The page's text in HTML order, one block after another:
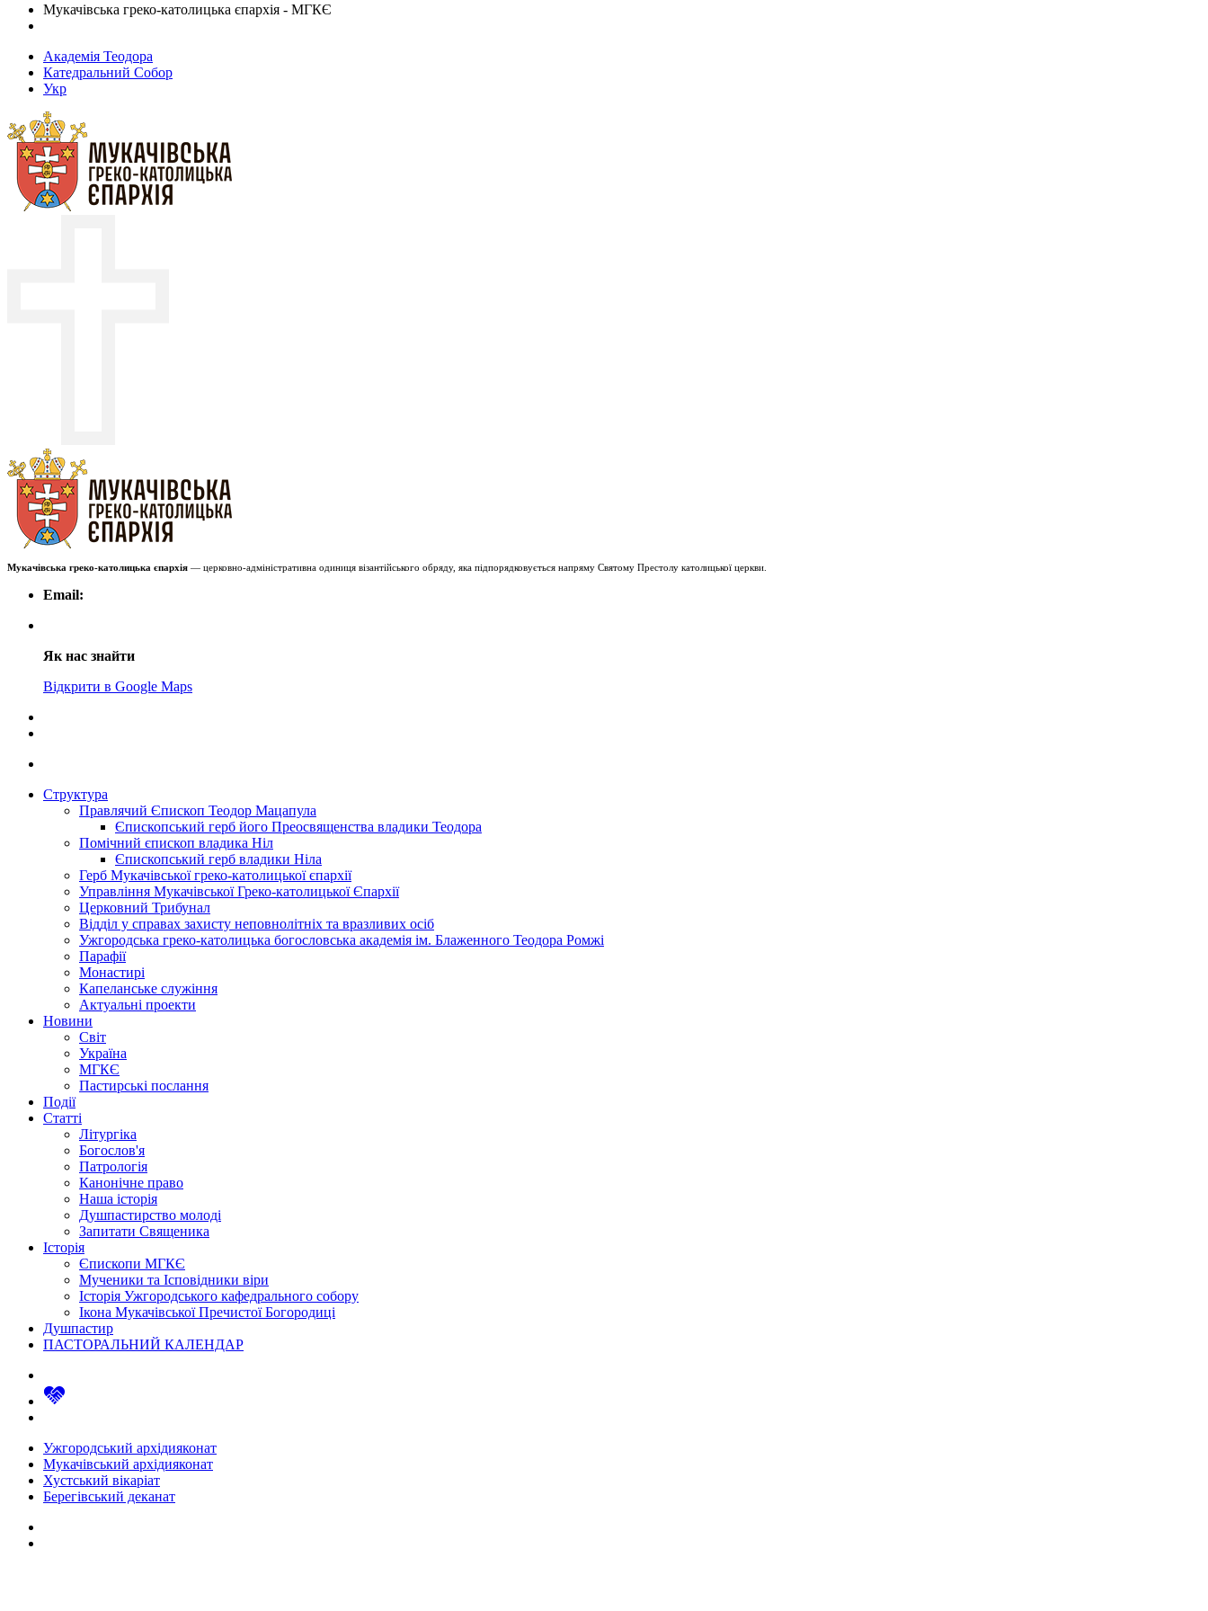
Мукачівська греко-католицька єпархія - МГКЄ
Академія Теодора
Катедральний Собор
Укр
Мукачівська греко-католицька єпархія — церковно-адміністративна одиниця візантійського обряду, яка підпорядковується напряму Святому Престолу католицької церкви.
Email:
Як нас знайти
Відкрити в Google Maps
Структура
Правлячий Єпископ Теодор Мацапула
Єпископський герб його Преосвященства владики Теодора
Помічний єпископ владика Ніл
Єпископський герб владики Ніла
Герб Мукачівської греко-католицької єпархії
Управління Мукачівської Греко-католицької Єпархії
Церковний Трибунал
Відділ у справах захисту неповнолітніх та вразливих осіб
Ужгородська греко-католицька богословська академія ім. Блаженного Теодора Ромжі
Парафії
Монастирі
Капеланське служіння
Актуальні проекти
Новини
Світ
Україна
МГКЄ
Пастирські послання
Події
Статті
Літургіка
Богослов'я
Патрологія
Канонічне право
Наша історія
Душпастирство молоді
Запитати Священика
Історія
Єпископи МГКЄ
Мученики та Ісповідники віри
Історія Ужгородського кафедрального собору
Ікона Мукачівської Пречистої Богородиці
Душпастир
ПАСТОРАЛЬНИЙ КАЛЕНДАР
Ужгородський архідияконат
Мукачівський архідияконат
Хустський вікаріат
Берегівський деканат